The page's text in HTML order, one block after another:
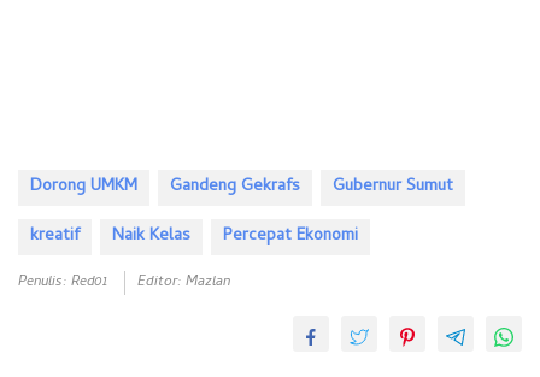
Dorong UMKM Gandeng Gekrafs
Gubernur Sumut
kreatif
Naik Kelas Percepat Ekonomi
Penulis: Red01 Editor: Mazlan